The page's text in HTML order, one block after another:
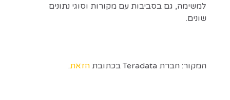
למשימה, גם בסביבות עם מקורות וסוגי נתונים
שונים.
המקור: חברת Teradata בכתובת הזאת.